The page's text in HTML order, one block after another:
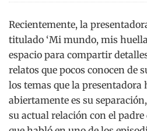
Recientemente, la
titulado ‘Mi mundo, mis
espacio para compartir
relatos que pocos conocen de
los temas que la presentadora
abiertamente es su
su actual relación con el